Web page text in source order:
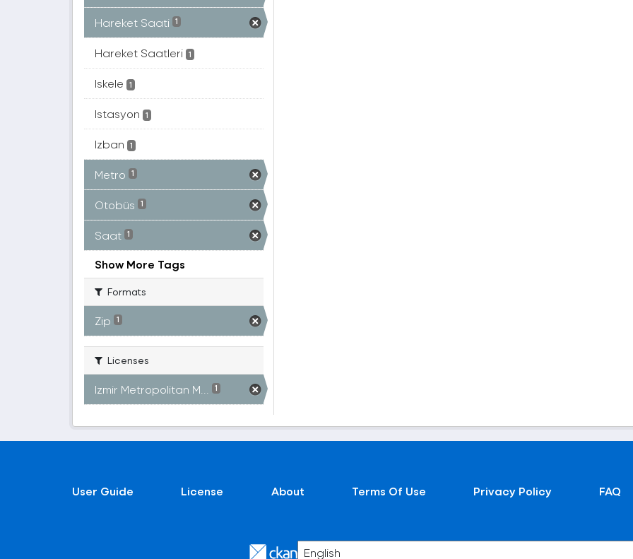
Hareket Saati 1
Hareket Saatleri 1
Iskele 1
Istasyon 1
Izban 1
Metro 1
Otobüs 1
Saat 1
Show More Tags
Formats
Zip 1
Licenses
Izmir Metropolitan M... 1
User Guide License About Terms Of Use Privacy Policy FAQ